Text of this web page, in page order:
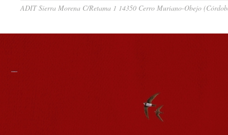
ADIT Sierra Morena C/Retama 1 14350 Cerro Muriano-Obejo